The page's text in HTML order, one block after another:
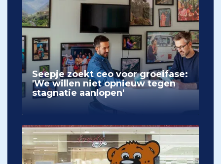
Seepje zoekt ceo voor groeifase:
'We willen niet opnieuw tegen
stagnatie aanlopen'